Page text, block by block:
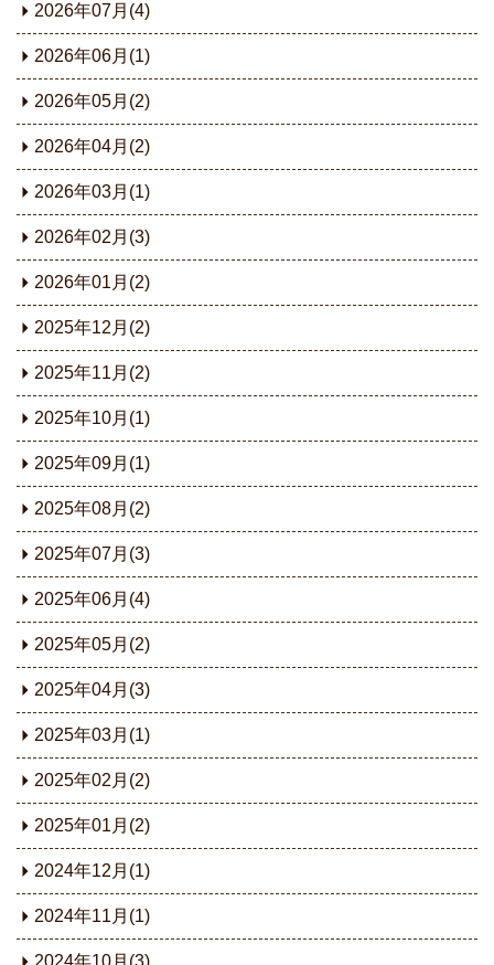
2026年07月(4)
2026年06月(1)
2026年05月(2)
2026年04月(2)
2026年03月(1)
2026年02月(3)
2026年01月(2)
2025年12月(2)
2025年11月(2)
2025年10月(1)
2025年09月(1)
2025年08月(2)
2025年07月(3)
2025年06月(4)
2025年05月(2)
2025年04月(3)
2025年03月(1)
2025年02月(2)
2025年01月(2)
2024年12月(1)
2024年11月(1)
2024年10月(3)